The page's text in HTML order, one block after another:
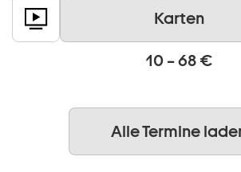
Karten
10 – 68 €
Alle Termine